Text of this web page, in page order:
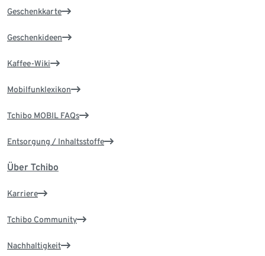
Geschenkkarte
Geschenkideen
Kaffee-Wiki
Mobilfunklexikon
Tchibo MOBIL FAQs
Entsorgung / Inhaltsstoffe
Über Tchibo
Karriere
Tchibo Community
Nachhaltigkeit